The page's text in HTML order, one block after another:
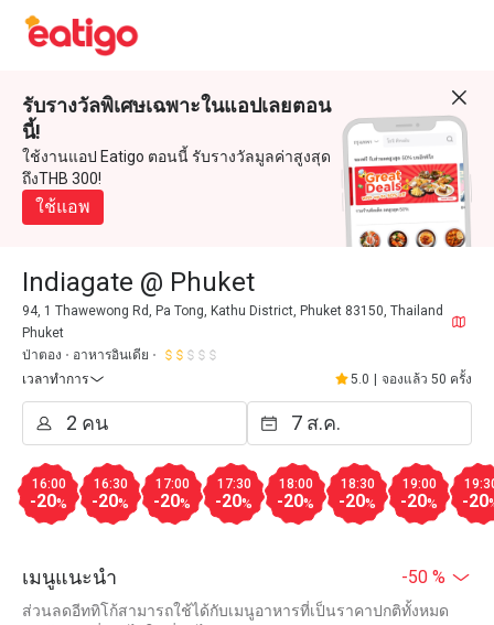
รับรางวัลพิเศษเฉพาะในแอปเลยตอน
นี้!
ใช้งานแอป Eatigo ตอนนี้ รับรางวัลมูลค่าสูงสุด
ถึงTHB 300!
ใช้แอพ
Indiagate @ Phuket
94, 1 Thawewong Rd, Pa Tong, Kathu District, Phuket 83150, Thailand
Phuket
ป่าตอง
อาหารอินเดีย
เวลาทำการ
5.0 จองแล้ว 50 ครั้ง
16:00
-20%
16:30
-20%
17:00
-20%
17:30
-20%
18:00
-20%
18:30
-20%
19:00
-20% -20
เมนูแนะนำ -50 %
ส่วนลดอีททิโก้สามารถใช้ได้กับเมนูอาหารที่เป็นราคาปกติทั้งหมด